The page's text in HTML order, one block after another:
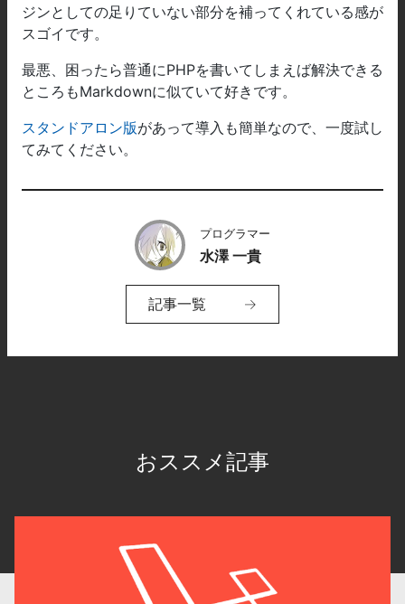
ジンとしての足りていない部分を補ってくれている感が
スゴイです。
最悪、困ったら普通にPHPを書いてしまえば解決できる
ところもMarkdownに似ていて好きです。
スタンドアロン版があって導入も簡単なので、一度試し
てみてください。
プログラマー
水澤 一貴
記事一覧
おススメ記事